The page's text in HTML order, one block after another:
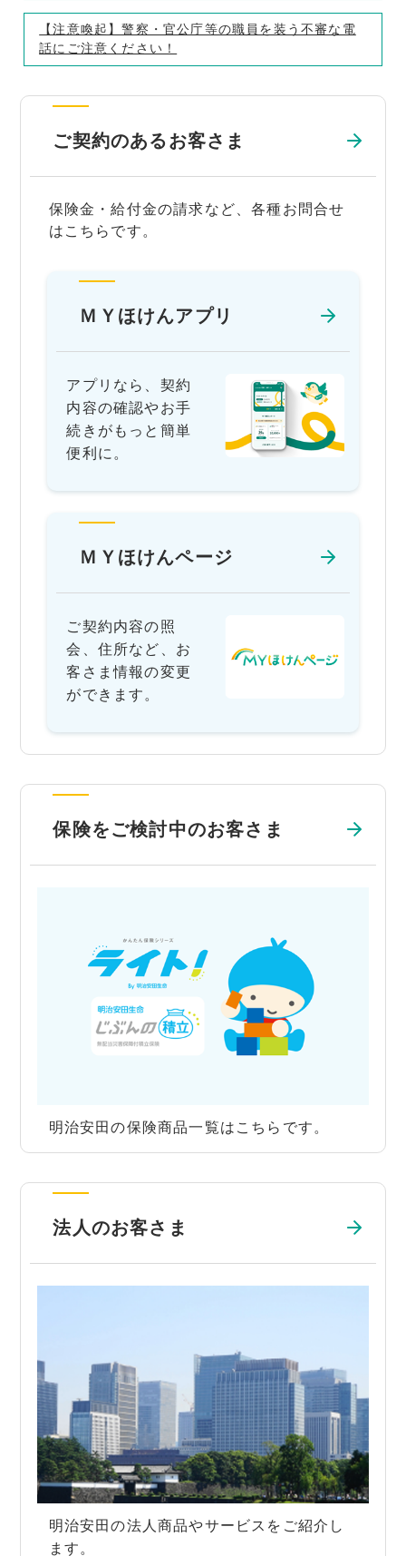
【注意喚起】警察・官公庁等の職員を装う不審な電
話にご注意ください！
ご契約のあるお客さま
保険金・給付金の請求など、各種お問合せ
はこちらです。
ＭＹほけんアプリ
アプリなら、契約
内容の確認やお手
続きがもっと簡単
便利に。
ＭＹほけんページ
ご契約内容の照
会、住所など、お
客さま情報の変更
ができます。
保険をご検討中のお客さま
明治安田の保険商品一覧はこちらです。
法人のお客さま
明治安田の法人商品やサービスをご紹介し
ます。